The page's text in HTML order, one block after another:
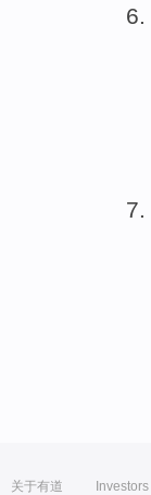
关于有道 Investors